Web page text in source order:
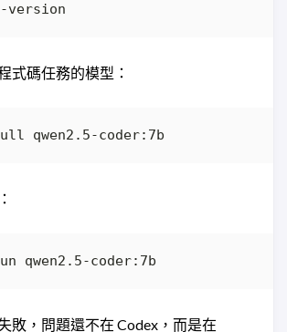
式碼任務的模型：
敗，問題還不在 Codex，而是在